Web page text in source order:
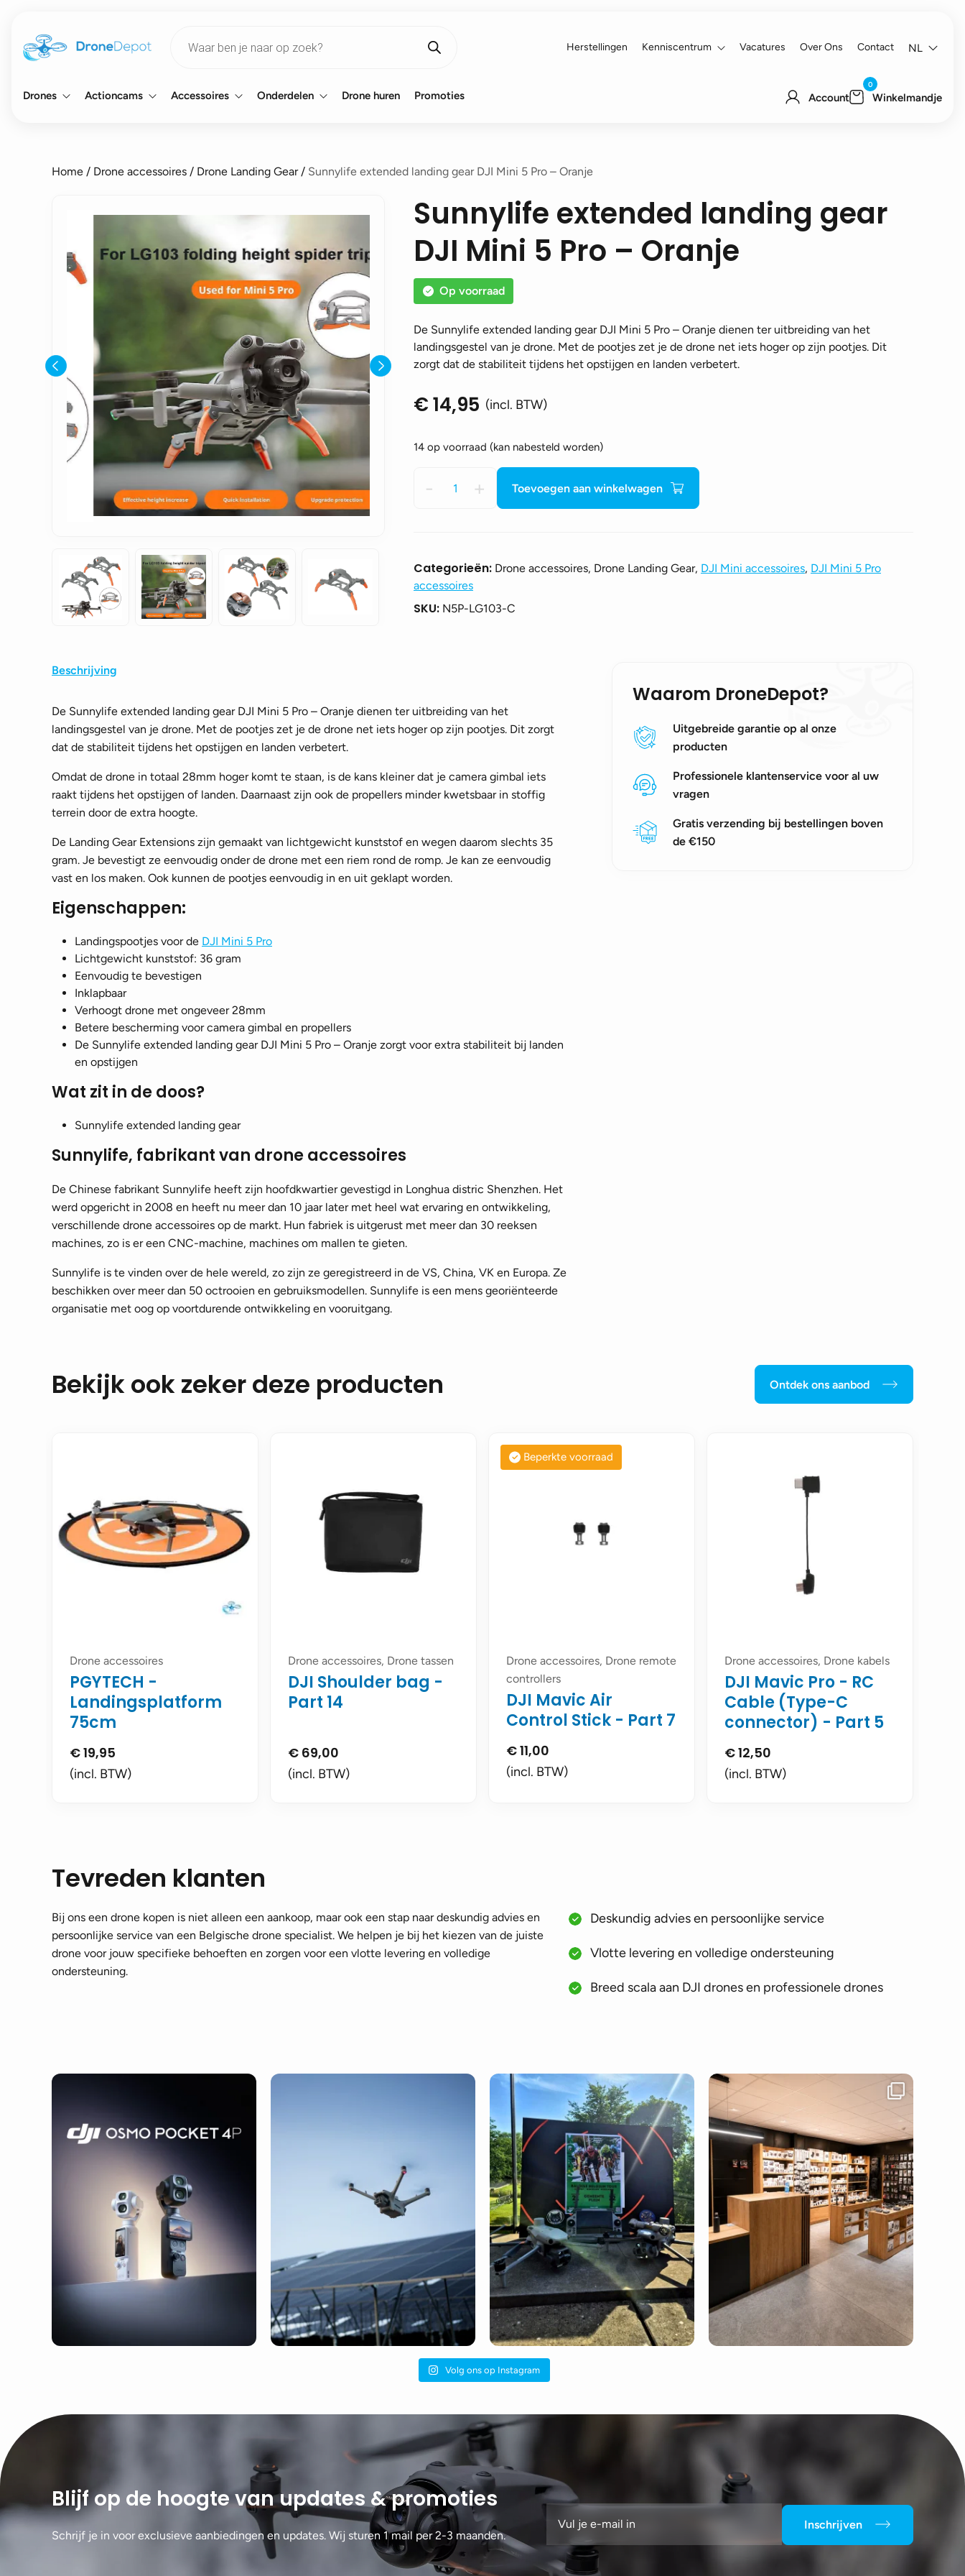
search
Herstellingen Kenniscentrum Vacatures Over Ons Contact NL
Drones Actioncams Accessoires Onderdelen Drone huren Promoties Account
0
Winkelmandje
Home / Drone accessoires / Drone Landing Gear/ Sunnylife extended landing gear DJI Mini 5 Pro – Oranje
Sunnylife extended landing gear
DJI Mini 5 Pro – Oranje
Op voorraad
De Sunnylife extended landing gear DJI Mini 5 Pro – Oranje dienen ter uitbreiding van het
landingsgestel van je drone. Met de pootjes zet je de drone net iets hoger op zijn pootjes. Dit
zorgt dat de stabiliteit tijdens het opstijgen en landen verbetert.
€14,95 (incl. BTW)
14 op voorraad (kan nabesteld worden)
-
extended
Mini
Pro
–
+ Toevoegen aan winkelwagen
Categorieën: Drone accessoires, Drone Landing Gear, DJI Mini accessoires, DJI Mini 5 Pro
accessoires
SKU: N5P-LG103-C
Beschrijving
De Sunnylife extended landing gear DJI Mini 5 Pro – Oranje dienen ter uitbreiding van het
landingsgestel van je drone. Met de pootjes zet je de drone net iets hoger op zijn pootjes. Dit zorgt
dat de stabiliteit tijdens het opstijgen en landen verbetert.
Omdat de drone in totaal 28mm hoger komt te staan, is de kans kleiner dat je camera gimbal iets
raakt tijdens het opstijgen of landen. Daarnaast zijn ook de propellers minder kwetsbaar in stoffig
terrein door de extra hoogte.
De Landing Gear Extensions zijn gemaakt van lichtgewicht kunststof en wegen daarom slechts 35
gram. Je bevestigt ze eenvoudig onder de drone met een riem rond de romp. Je kan ze eenvoudig
vast en los maken. Ook kunnen de pootjes eenvoudig in en uit geklapt worden.
Eigenschappen:
Landingspootjes voor de DJI Mini 5 Pro
Lichtgewicht kunststof: 36 gram
Eenvoudig te bevestigen
Inklapbaar
Verhoogt drone met ongeveer 28mm
Betere bescherming voor camera gimbal en propellers
De Sunnylife extended landing gear DJI Mini 5 Pro – Oranje zorgt voor extra stabiliteit bij landen
en opstijgen
Wat zit in de doos?
Sunnylife extended landing gear
Sunnylife, fabrikant van drone accessoires
De Chinese fabrikant Sunnylife heeft zijn hoofdkwartier gevestigd in Longhua distric Shenzhen. Het
werd opgericht in 2008 en heeft nu meer dan 10 jaar later met heel wat ervaring en ontwikkeling,
verschillende drone accessoires op de markt. Hun fabriek is uitgerust met meer dan 30 reeksen
machines, zo is er een CNC-machine, machines om mallen te gieten.
Sunnylife is te vinden over de hele wereld, zo zijn ze geregistreerd in de VS, China, VK en Europa. Ze
beschikken over meer dan 50 octrooien en gebruiksmodellen. Sunnylife is een mens georiënteerde
organisatie met oog op voortdurende ontwikkeling en vooruitgang.
Waarom DroneDepot?
Uitgebreide garantie op al onze
producten
Professionele klantenservice voor al uw
vragen
Gratis verzending bij bestellingen boven
de €150
Bekijk ook zeker deze producten Ontdek ons aanbod
Drone accessoires
PGYTECH -
Landingsplatform
75cm
€19,95
(incl. BTW)
Drone accessoires, Drone tassen
DJI Shoulder bag -
Part 14
€ 69,00
(incl. BTW)
Beperkte voorraad
Drone accessoires, Drone remote
controllers
DJI Mavic Air
Control Stick - Part 7
€11,00
(incl. BTW)
Drone accessoires, Drone kabels
DJI Mavic Pro - RC
Cable (Type-C
connector) - Part 5
€12,50
(incl. BTW)
Tevreden klanten
Bij ons een drone kopen is niet alleen een aankoop, maar ook een stap naar deskundig advies en
persoonlijke service van een Belgische drone specialist. We helpen je bij het kiezen van de juiste
drone voor jouw specifieke behoeften en zorgen voor een vlotte levering en volledige
ondersteuning.
Deskundig advies en persoonlijke service
Vlotte levering en volledige ondersteuning
Breed scala aan DJI drones en professionele drones
Volg ons op Instagram
Blijf op de hoogte van updates & promoties
Schrijf je in voor exclusieve aanbiedingen en updates. Wij sturen 1 mail per 2-3 maanden.
Inschrijven